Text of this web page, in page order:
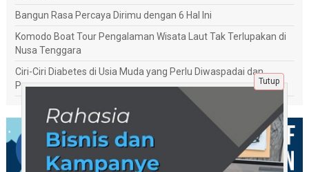
Bangun Rasa Percaya Dirimu dengan 6 Hal Ini
Komodo Boat Tour Pengalaman Wisata Laut Tak Terlupakan di
Nusa Tenggara
Ciri-Ciri Diabetes di Usia Muda yang Perlu Diwaspadai dan
Penanganannya
Tutup